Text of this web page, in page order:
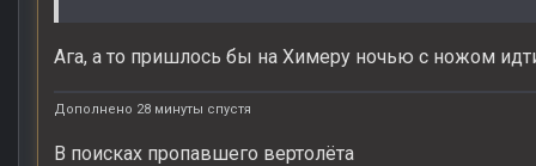
Ага, а то пришлось бы на Химеру ночью с ножом
Дополнено 28 минуты спустя
В поисках пропавшего вертолёта